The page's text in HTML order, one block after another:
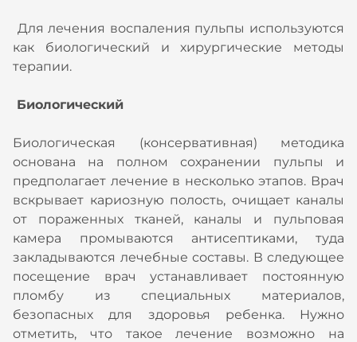
Для лечения воспаления пульпы используются
как биологический и хирургические методы
терапии.
Биологический
Биологическая (консервативная) методика
основана на полном сохранении пульпы и
предполагает лечение в несколько этапов. Врач
вскрывает кариозную полость, очищает каналы
от пораженных тканей, каналы и пульповая
камера промываются антисептиками, туда
закладываются лечебные составы. В следующее
посещение врач устанавливает постоянную
пломбу из специальных материалов,
безопасных для здоровья ребенка. Нужно
отметить, что такое лечение возможно на